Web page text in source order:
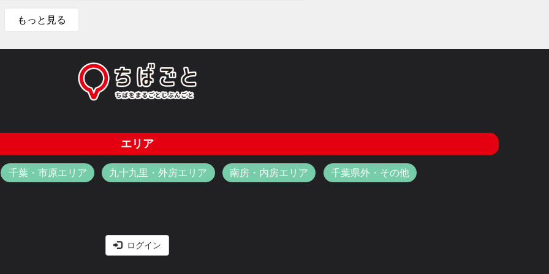
もっと見る
エリア
千葉・市原エリア 九十九里・外房エリア 南房・内房エリア 千葉県外・その他
ログイン